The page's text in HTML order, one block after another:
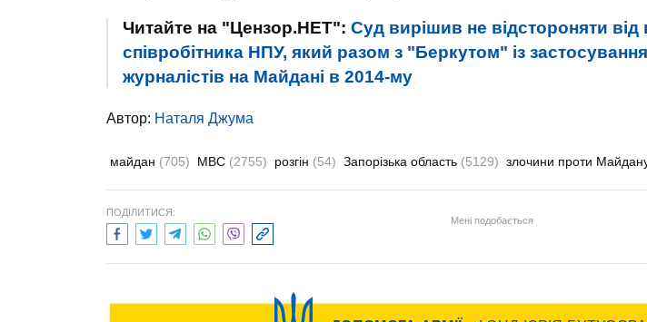
Читайте на "Цензор.НЕТ": Суд вирішив не відстороняти від
співробітника НПУ, який разом з "Беркутом" із
журналістів на Майдані в 2014-му
Автор: Наталя Джума
майдан (705) МВС (2755) розгін (54) Запорізька область (5129) злочини проти
ПОДІЛИТИСЯ:
Мені подобається